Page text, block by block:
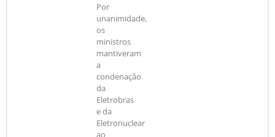
Por
unanimidade,
os
ministros
mantiveram
a
condenação
da
Eletrobras
e da
Eletronuclear
ao